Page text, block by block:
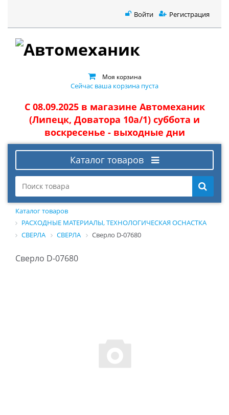
Войти Регистрация
Моя корзина
Сейчас ваша корзина пуста
С 08.09.2025 в магазине Автомеханик
(Липецк, Доватора 10а/1) суббота и
воскресенье - выходные дни
Каталог товаров
Каталог товаров
РАСХОДНЫЕ МАТЕРИАЛЫ, ТЕХНОЛОГИЧЕСКАЯ ОСНАСТКА
СВЕРЛА
СВЕРЛА Сверло D-07680
Сверло D-07680